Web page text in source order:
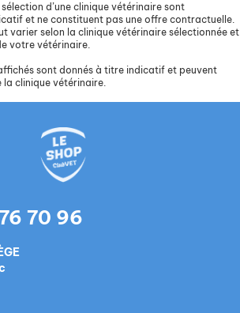
d’une clinique vétérinaire sont
et ne constituent pas une offre contractuelle.
varier selon la clinique vétérinaire sélectionnée et
votre vétérinaire.
sont donnés à titre indicatif et peuvent
clinique vétérinaire.
70 96